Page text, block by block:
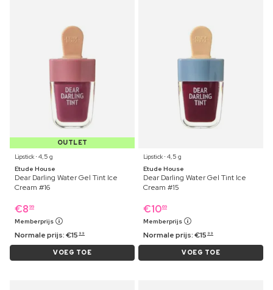
OUTLET
Lipstick ⋅ 4,5 g
Etude House
Dear Darling Water Gel Tint Ice
Cream #16
€8 99
Memberprijs
Normale prijs:€15 99
VOEG TOE
Lipstick ⋅ 4,5 g
Etude House
Dear Darling Water Gel Tint Ice
Cream #15
€1069
Memberprijs
Normale prijs:€15 99
VOEG TOE